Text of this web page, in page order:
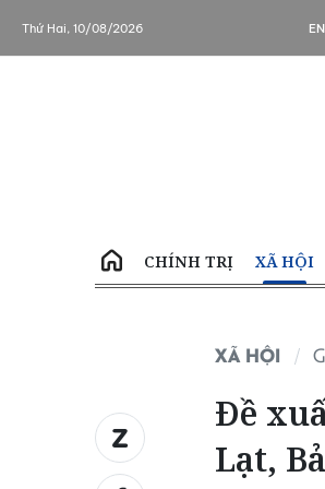
Thứ Hai, 10/08/2026
CHÍNH TRỊ XÃ HỘI
XÃ HỘI
Đề
Lạt,